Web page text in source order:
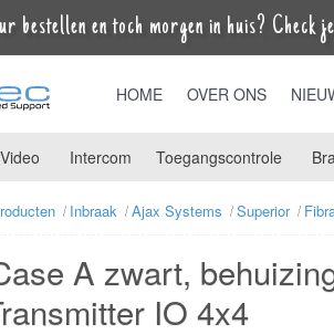
bestellen en toch morgen in huis? Check
HOME OVER ONS
Video Intercom Toegangscontrole
Inbraak Ajax Systems Superior
A zwart,
IO 4x4